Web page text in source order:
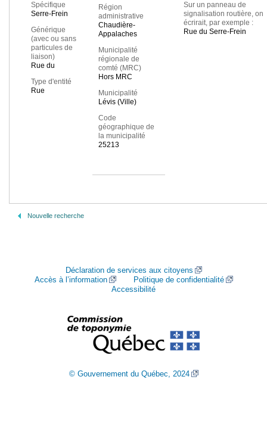
Spécifique
Serre-Frein
Générique
(avec ou sans
particules de
liaison)
Rue du
Type d'entité
Rue
Région
administrative
Chaudière-
Appalaches
Municipalité
régionale de
comté (MRC)
Hors MRC
Municipalité
Lévis (Ville)
Code
géographique de
la municipalité
25213
Sur un panneau de
signalisation routière, on
écrirait, par exemple :
Rue du Serre-Frein
Nouvelle recherche
Déclaration de services aux citoyens
Accès à l’information
Politique de confidentialité
Accessibilité
© Gouvernement du Québec, 2024